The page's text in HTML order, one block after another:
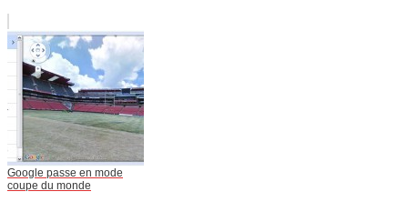
Google passe en mode
coupe du monde